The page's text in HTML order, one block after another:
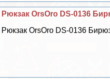
Рюкзак OrsOro DS-0136
Рюкзак OrsOro DS-0136